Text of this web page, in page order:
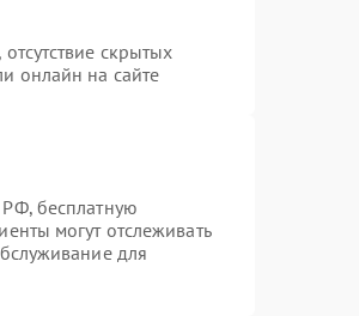
скрытых
онлайн на сайте
РФ, бесплатную
могут отслеживать
для